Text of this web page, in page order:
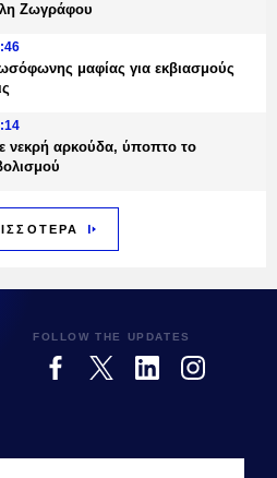
Ζωγράφου
μαφίας για εκβιασμούς
νεκρή αρκούδα, ύποπτο το
FOLLOW THE UPDATES